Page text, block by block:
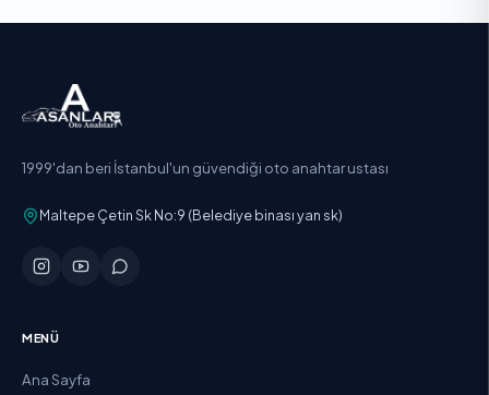
1999'dan beri İstanbul'un güvendiği oto anahtar ustası
Maltepe Çetin Sk No:9 (Belediye binası yan sk)
MENÜ
Ana Sayfa